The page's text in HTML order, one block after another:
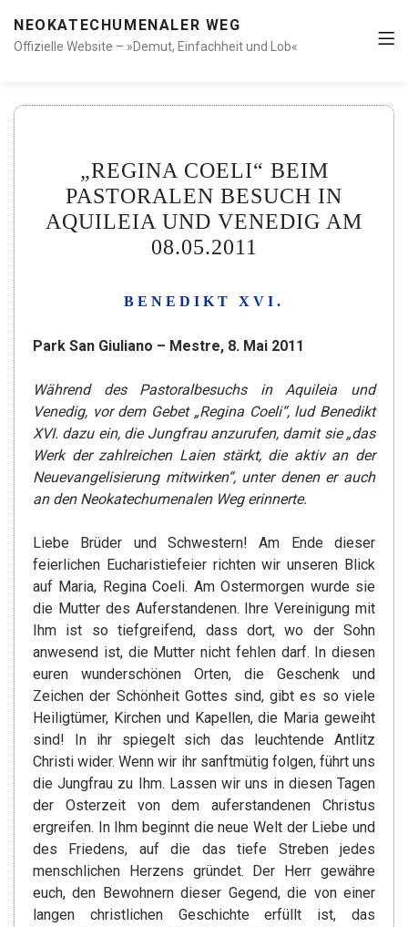
NEOKATECHUMENALER WEG
Offizielle Website – »Demut, Einfachheit und Lob«
„REGINA COELI“ BEIM
PASTORALEN BESUCH IN
AQUILEIA UND VENEDIG AM
08.05.2011
BENEDIKT XVI.
Park San Giuliano – Mestre, 8. Mai 2011
Während des Pastoralbesuchs in Aquileia und
Venedig, vor dem Gebet „Regina Coeli“, lud Benedikt
XVI. dazu ein, die Jungfrau anzurufen, damit sie „das
Werk der zahlreichen Laien stärkt, die aktiv an der
Neuevangelisierung mitwirken“, unter denen er auch
an den Neokatechumenalen Weg erinnerte.
Liebe Brüder und Schwestern! Am Ende dieser
feierlichen Eucharistiefeier richten wir unseren Blick
auf Maria, Regina Coeli. Am Ostermorgen wurde sie
die Mutter des Auferstandenen. Ihre Vereinigung mit
Ihm ist so tiefgreifend, dass dort, wo der Sohn
anwesend ist, die Mutter nicht fehlen darf. In diesen
euren wunderschönen Orten, die Geschenk und
Zeichen der Schönheit Gottes sind, gibt es so viele
Heiligtümer, Kirchen und Kapellen, die Maria geweiht
sind! In ihr spiegelt sich das leuchtende Antlitz
Christi wider. Wenn wir ihr sanftmütig folgen, führt uns
die Jungfrau zu Ihm. Lassen wir uns in diesen Tagen
der Osterzeit von dem auferstandenen Christus
ergreifen. In Ihm beginnt die neue Welt der Liebe und
des Friedens, auf die das tiefe Streben jedes
menschlichen Herzens gründet. Der Herr gewähre
euch, den Bewohnern dieser Gegend, die von einer
langen christlichen Geschichte erfüllt ist, das